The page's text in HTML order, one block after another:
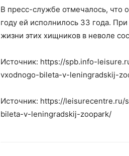
В пресс-службе отмечалось, что
году ей исполнилось 33 года.
жизни этих хищников в неволе
Источник: https://spb.info-
vxodnogo-bileta-v-leningradskij-
Источник: https://
bileta-v-leningradskij-zoopark/